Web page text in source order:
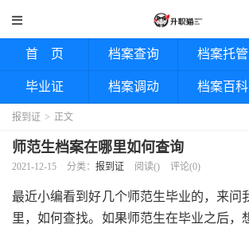
首 页 档案查询 档案托管
毕业证 档案调动 档案百科
报到证 > 正文
师范生档案在哪里如何查询
2021-12-15 分类： 报到证 阅读() 评论(0)
最近小编看到好几个师范生毕业的，来问
里，如何查找。如果师范生在毕业之后，